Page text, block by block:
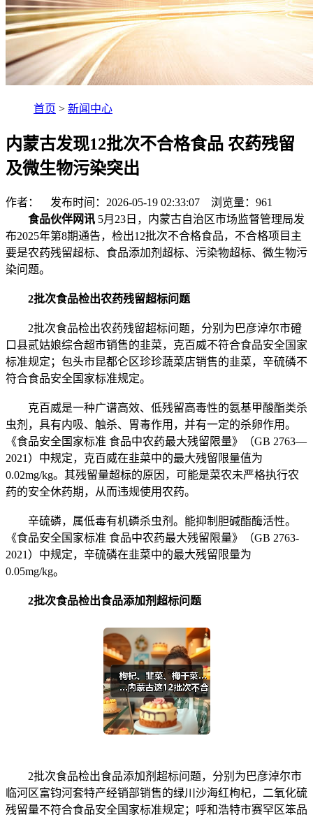
首页 > 新闻中心
内蒙古发现12批次不合格食品 农药残留
及微生物污染突出
作者： 发布时间：2026-05-19 02:33:07 浏览量： 961
食品伙伴网讯 5月23日，内蒙古自治区市场监督管理局发
布2025年第8期通告，检出12批次不合格食品，不合格项目主
要是农药残留超标、食品添加剂超标、污染物超标、微生物污
染问题。
2批次食品检出农药残留超标问题
2批次食品检出农药残留超标问题，分别为巴彦淖尔市磴
口县贰姑娘综合超市销售的韭菜，克百威不符合食品安全国家
标准规定；包头市昆都仑区珍珍蔬菜店销售的韭菜，辛硫磷不
符合食品安全国家标准规定。
克百威是一种广谱高效、低残留高毒性的氨基甲酸酯类杀
虫剂，具有内吸、触杀、胃毒作用，并有一定的杀卵作用。
《食品安全国家标准 食品中农药最大残留限量》（GB 2763—
2021）中规定，克百威在韭菜中的最大残留限量值为
0.02mg/kg。其残留量超标的原因，可能是菜农未严格执行农
药的安全休药期，从而违规使用农药。
辛硫磷，属低毒有机磷杀虫剂。能抑制胆碱酯酶活性。
《食品安全国家标准 食品中农药最大残留限量》（GB 2763-
2021）中规定，辛硫磷在韭菜中的最大残留限量为
0.05mg/kg。
2批次食品检出食品添加剂超标问题
2批次食品检出食品添加剂超标问题，分别为巴彦淖尔市
临河区富钧河套特产经销部销售的绿川沙海红枸杞，二氧化硫
残留量不符合食品安全国家标准规定；呼和浩特市赛罕区笨品